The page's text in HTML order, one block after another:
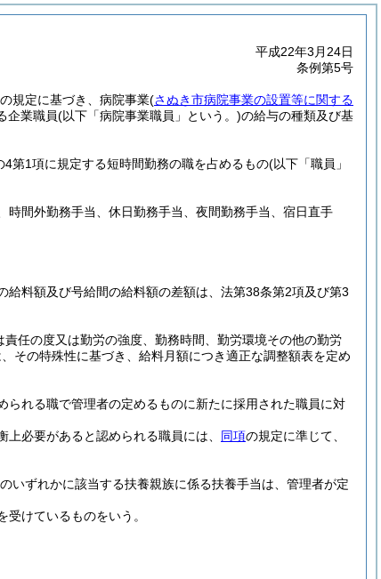
平成22年3月24日
条例第5号
規定に基づき、病院事業(さぬき市病院事業の設置等に関する
企業職員(以下「病院事業職員」という。)の給与の種類及び基
4第1項に規定する短時間勤務の職を占めるもの(以下「職員」
間外勤務手当、休日勤務手当、夜間勤務手当、宿日直手
料額及び号給間の給料額の差額は、法第38条第2項及び第3
任の度又は勤労の強度、勤務時間、勤労環境その他の勤労
その特殊性に基づき、給料月額につき適正な調整額表を定め
れる職で管理者の定めるものに新たに採用された職員に対
必要があると認められる職員には、 同項の規定に準じて、
のいずれかに該当する扶養親族に係る扶養手当は、管理者が定
けているものをいう。